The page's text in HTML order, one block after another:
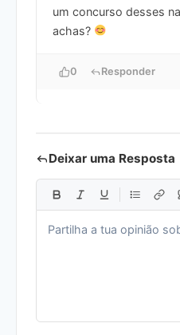
um concurso desses
achas?
0 Responder
Deixar uma Resposta